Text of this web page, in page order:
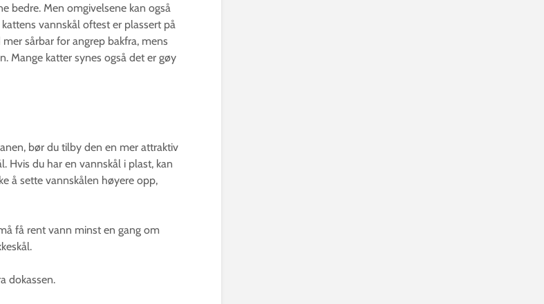
bedre. Men omgivelsene kan også
vannskål oftest er plassert på
sårbar for angrep bakfra, mens
Mange katter synes også det er gøy
bør du tilby den en mer attraktiv
Hvis du har en vannskål i plast, kan
å sette vannskålen høyere opp,
få rent vann minst en gang om
dokassen.